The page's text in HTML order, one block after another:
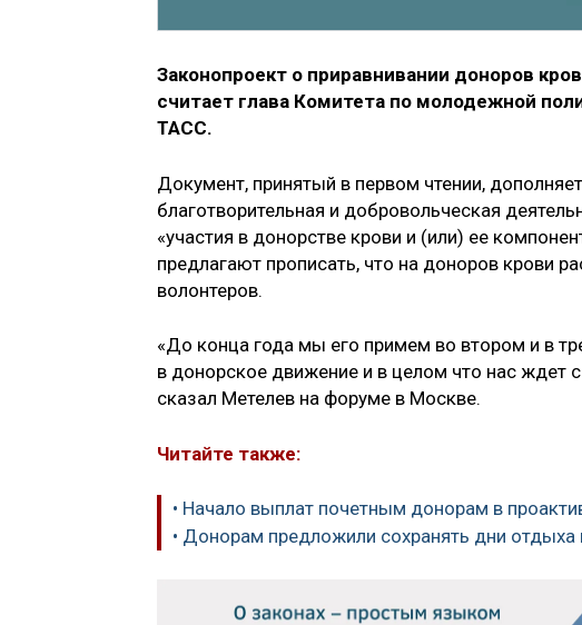
Законопроект о приравнивании доноров
считает глава Комитета по молодежной
ТАСС.
Документ, принятый в первом чтении,
благотворительная и добровольческая
«участия в донорстве крови и (или) ее
предлагают прописать, что на доноров крови
волонтеров.
«До конца года мы его примем во втором и в
в донорское движение и в целом что нас ждет
сказал Метелев на форуме в Москве.
Читайте также:
• Начало выплат почетным донорам в
• Донорам предложили сохранять дни